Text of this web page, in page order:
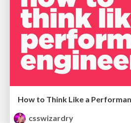
How to Think Like a
csswizardry